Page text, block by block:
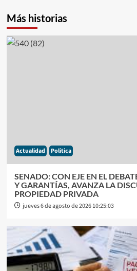
Más historias
Actualidad Politica
SENADO: CON EJE EN EL
Y GARANTÍAS, AVANZA LA
PROPIEDAD PRIVADA
jueves 6 de agosto de 2026 10:25:03